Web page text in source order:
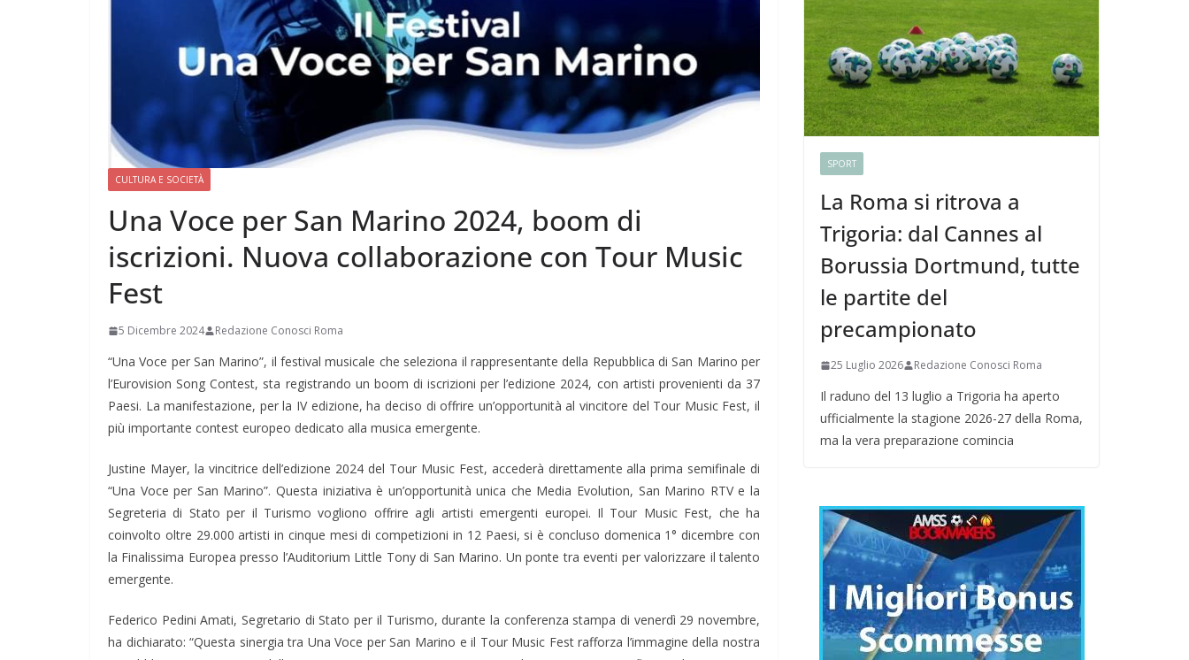
CULTURA E SOCIETÀ
Una Voce per San Marino 2024, boom di
iscrizioni. Nuova collaborazione con Tour Music
Fest
5 Dicembre 2024 Redazione Conosci Roma
“Una Voce per San Marino”, il festival musicale che seleziona il rappresentante della Repubblica di San Marino per
l’Eurovision Song Contest, sta registrando un boom di iscrizioni per l’edizione 2024, con artisti provenienti da 37
Paesi. La manifestazione, per la IV edizione, ha deciso di offrire un’opportunità al vincitore del Tour Music Fest, il
più importante contest europeo dedicato alla musica emergente.
Justine Mayer, la vincitrice dell’edizione 2024 del Tour Music Fest, accederà direttamente alla prima semifinale di
“Una Voce per San Marino”. Questa iniziativa è un’opportunità unica che Media Evolution, San Marino RTV e la
Segreteria di Stato per il Turismo vogliono offrire agli artisti emergenti europei. Il Tour Music Fest, che ha
coinvolto oltre 29.000 artisti in cinque mesi di competizioni in 12 Paesi, si è concluso domenica 1° dicembre con
la Finalissima Europea presso l’Auditorium Little Tony di San Marino. Un ponte tra eventi per valorizzare il talento
emergente.
Federico Pedini Amati, Segretario di Stato per il Turismo, durante la conferenza stampa di venerdì 29 novembre,
ha dichiarato: “Questa sinergia tra Una Voce per San Marino e il Tour Music Fest rafforza l’immagine della nostra
SPORT
La Roma si ritrova a
Trigoria: dal Cannes al
Borussia Dortmund, tutte
le partite del
precampionato
25 Luglio 2026 Redazione Conosci Roma
Il raduno del 13 luglio a Trigoria ha aperto
ufficialmente la stagione 2026-27 della Roma,
ma la vera preparazione comincia